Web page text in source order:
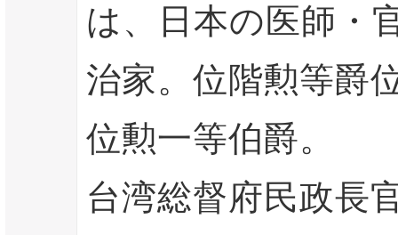
は、日本の医師・
治家。位階勲等爵
位勲一等伯爵。
台湾総督府民政長